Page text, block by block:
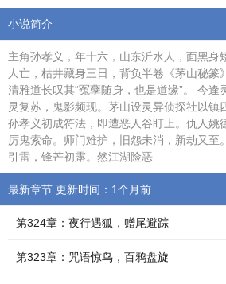
小说简介
主角孙孝义，年十六，山东沂水人，面黑身
人亡，枯井藏身三日，背负半卷《茅山秘篆
清雅道长叹其“冤孽随身，也是道缘”。 今逢
灵复苏，鬼影频现。茅山设灵异侦探社以镇
孙孝义初成符法，即遭恶人谷盯上。仇人姚
厉鬼索命。师门难护，旧怨未消，新劫又至
引雷，锋芒初露。然江湖险恶
最新章节 更新时间：1个月前
第324章：夜行遇狐，赠尾避踪
第323章：咒语惊鸟，百鸦盘旋